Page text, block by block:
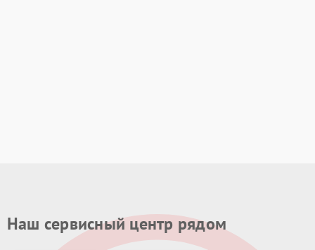
Наш сервисный центр рядом